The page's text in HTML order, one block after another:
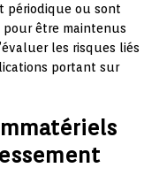
périodique ou sont
pour être maintenus
les risques liés
portant sur